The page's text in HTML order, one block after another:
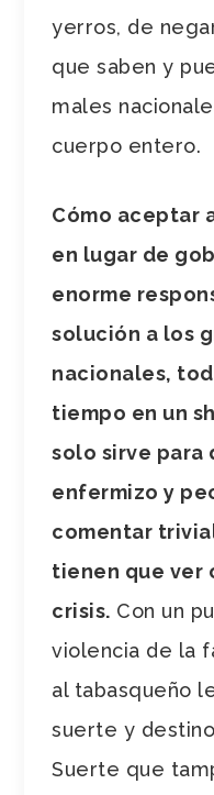
yerros, de
que saben y
males
cuerpo entero.
Cómo aceptar
en lugar de
enorme
solución a los
nacionales,
tiempo en un
solo sirve para
enfermizo y
comentar
tienen que ver
crisis. Con un
violencia de la
al tabasqueño
suerte y
Suerte que